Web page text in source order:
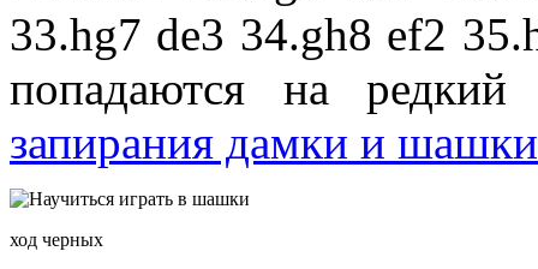
33.hg7 de3 34.gh8 ef2
попадаются на
запирания дамки и шашки
ход черных